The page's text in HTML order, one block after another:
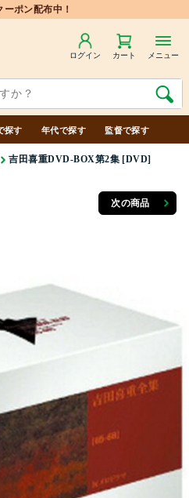
ログイン カート メニュー
探す 年代で探す 監督で探す
吉田喜重DVD-BOX第2集 [DVD]
次の商品